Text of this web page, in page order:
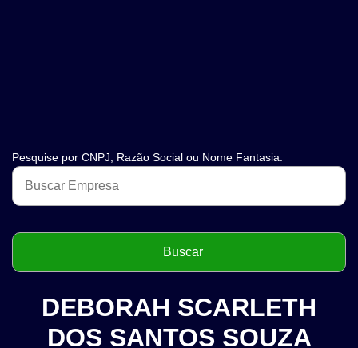
Pesquise por CNPJ, Razão Social ou Nome Fantasia.
DEBORAH SCARLETH
DOS SANTOS SOUZA